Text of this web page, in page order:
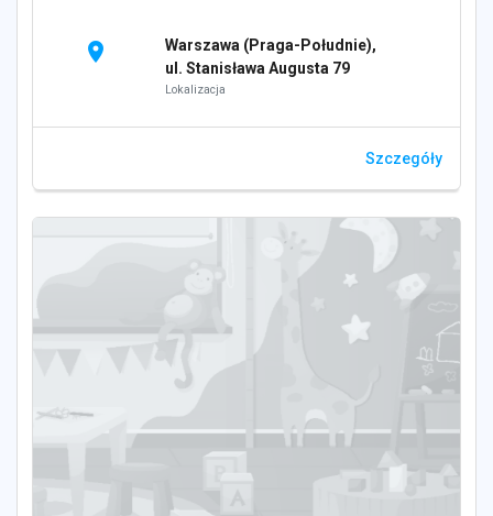
location_on
Warszawa (Praga-Południe),
ul. Stanisława Augusta 79
Lokalizacja
Szczegóły